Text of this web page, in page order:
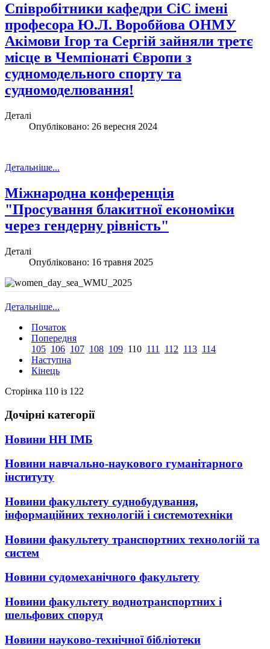
Співробітники кафедри СiС імені
професора Ю.Л. Воробйова ОНМУ
Акімови Ігор та Сергій зайняли третє
місце в Чемпіонаті Європи з
судномодельного спорту та
судномоделювання!
Деталі
Опубліковано: 26 вересня 2024
Детальніше...
Міжнародна конференція
"Просування блакитної економіки
через гендерну рівність"
Деталі
Опубліковано: 16 травня 2025
Детальніше...
Початок
Попередня
105 106 107 108 109 110 111 112 113 114
Наступна
Кінець
Сторінка 110 із 122
Дочірні категорії
Новини НН ІМБ
Новини навчально-наукового гуманітарного
інституту
Новини факультету суднобудування,
інформаційних технологій і системотехніки
Новини факультету транспортних технологій та
систем
Новини судомеханічного факультету
Новини факультету воднотранспортних і
шельфових споруд
Новини науково-технічної бібліотеки